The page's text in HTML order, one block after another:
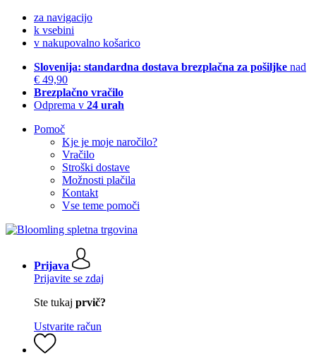
za navigacijo
k vsebini
v nakupovalno košarico
Slovenija: standardna dostava brezplačna za pošiljke nad
€ 49,90
Brezplačno vračilo
Odprema v 24 urah
Pomoč
Kje je moje naročilo?
Vračilo
Stroški dostave
Možnosti plačila
Kontakt
Vse teme pomoči
Prijava
Prijavite se zdaj
Ste tukaj prvič?
Ustvarite račun